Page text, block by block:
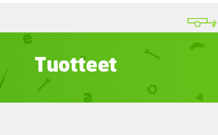
Tuotteet